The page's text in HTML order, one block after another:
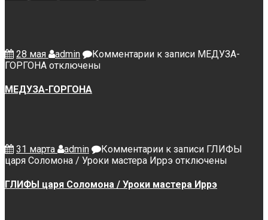
28 мая admin Комментарии к записи МЕДУЗА-
ГОРГОНА отключены
МЕДУЗА-ГОРГОНА
31 марта admin Комментарии к записи ГЛИФЫ
царя Соломона / Уроки мастера Иррэ отключены
ГЛИФЫ царя Соломона / Уроки мастера Иррэ